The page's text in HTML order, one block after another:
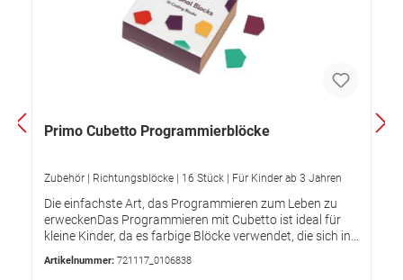
Primo Cubetto Programmierblöcke
Zubehör | Richtungsblöcke | 16 Stück | Für Kinder ab 3 Jahren
Die einfachste Art, das Programmieren zum Leben zu
erweckenDas Programmieren mit Cubetto ist ideal für
kleine Kinder, da es farbige Blöcke verwendet, die sich in
einen anderen Befehl darstellt. Da Cubetto auf einer für
Artikelnummer: 721117_0106838